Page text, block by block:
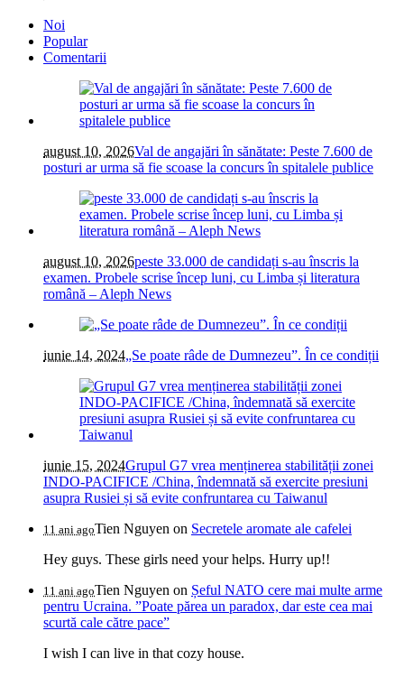
Noi
Popular
Comentarii
august 10, 2026Val de angajări în sănătate: Peste 7.600 de
posturi ar urma să fie scoase la concurs în spitalele publice
august 10, 2026peste 33.000 de candidați s-au înscris la
examen. Probele scrise încep luni, cu Limba și literatura
română – Aleph News
iunie 14, 2024„Se poate râde de Dumnezeu”. În ce condiții
iunie 15, 2024Grupul G7 vrea menținerea stabilității zonei
INDO-PACIFICE /China, îndemnată să exercite presiuni
asupra Rusiei și să evite confruntarea cu Taiwanul
11 ani agoTien Nguyen on Secretele aromate ale cafelei
Hey guys. These girls need your helps. Hurry up!!
11 ani agoTien Nguyen on Șeful NATO cere mai multe arme
pentru Ucraina. ”Poate părea un paradox, dar este cea mai
scurtă cale către pace”
I wish I can live in that cozy house.